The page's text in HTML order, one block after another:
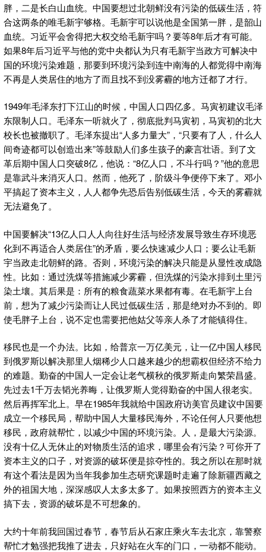
胖，二是长白山血统。中国要想过北朝鲜没有污染的低碳生活，符
合这两条的唯毛新宇够格。毛新宇可以说他是全国第一胖，是韶山
血统。习近平会舍得把大权交给毛新宇吗？要等8年后才有可能。
如果8年后习近平与他的党中央都认为只有毛新宇当政方可解决中
国的环境污染难题，那要到环境污染到连中南海的人都觉得中南海
不再是人类居住的地方了而且找不到没雾霾的地方迁都了才行。
1949年毛泽东打下江山的时候，中国人口四亿多。马寅初建议毛泽
东限制人口。毛泽东一听就火了，彻底批判马寅初，马寅初的北大
校长也被撤职了。毛泽东提出“人多力量大”，“只要有了人，什么人
间奇迹都可以创造出来”等鼓励人们多生孩子的豪言壮语。到了文
革后期中国人口突破8亿，他说：“8亿人口，不斗行吗？”他的意思
是靠武斗来消灭人口。然而，他死了，阶级斗争便停下来了。邓小
平搞起了资本主义，人人都争先恐后告别低碳生活，今天的雾霾就
无法避免了。
中国要解决“13亿人口人人向往好生活与经济发展导致生存环境恶
化到不再适合人类居住”的矛盾，要么快速减少人口；要么让毛新
宇当政走北朝鲜的路。否则，环境污染的解决只能是从显性改成隐
性。比如：通过洗煤等措施减少雾霾，但洗煤的污染水排到土里污
染土壤。其后果是：所有的粮食蔬菜水果都有毒。在毛新宇上台
前，想为了减少污染而让人民过低碳生活，那是绝对办不到的。即
使毛胖子上台，说不定也需要把他姑父等亲人杀了才能镇得住。
移民也是一个办法。比如，给普京一万亿美元，让一亿中国人移民
到俄罗斯以解决那里人烟稀少人口越来越少的想霸权但经济不给力
的难题。勤奋的中国人一定会让老气横秋的俄罗斯走向繁荣昌盛。
先过去1千万去韬光养晦，让俄罗斯人觉得勤奋的中国人很老实。
然后再挥军北上。早在1985年我就给中国政府访美官员建议中国要
成立一个移民局，帮助中国人大量移民海外，不论任何人只要他想
移民，政府就帮忙，以减少中国的环境污染。人，是最大污染源。
没有十亿人无休止的对物质生活的追求，哪里会有污染？可你开了
资本主义的口子，对资源的破坏便是掠夺性的。我之所以在那时就
有这个看法是因为当年我参加生态研究课题时走遍了除新疆西藏之
外的祖国大地，深深感叹人太多太多了。如果按照西方的资本主义
搞下去，资源的破坏是不可想象的。
大约十年前我回国过春节，春节后从石家庄乘火车去北京，靠警察
帮忙才勉强把我推了进去，只好站在火车的门口，一动都不能动。